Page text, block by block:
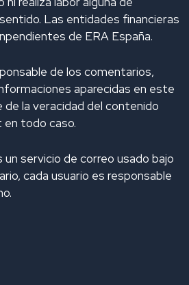
Las entidades financieras
de ERA España.
de los comentarios,
aparecidas en este
de la veracidad del contenido
todo caso.
un servicio de correo usado bajo
cada usuario es responsable